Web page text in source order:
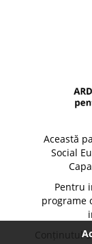
Această
Social
Pentru
programe
Conținutul